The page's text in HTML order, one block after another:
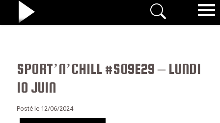
SPORT’N’CHILL #S09E29 – LUNDI
10 JUIN
Posté le 12/06/2024